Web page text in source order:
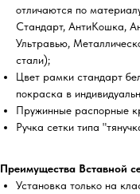
отличаются по
Стандарт, АнтиКошка,
Ультравью,
стали);
Цвет рамки стандарт
покраска в
Пружинные распорные
Ручка сетки типа
Преимущества Вставной
Установка только на